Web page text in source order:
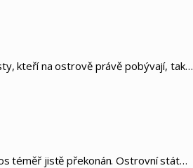
kteří na ostrově právě pobývají, tak…
téměř jistě překonán. Ostrovní stát…